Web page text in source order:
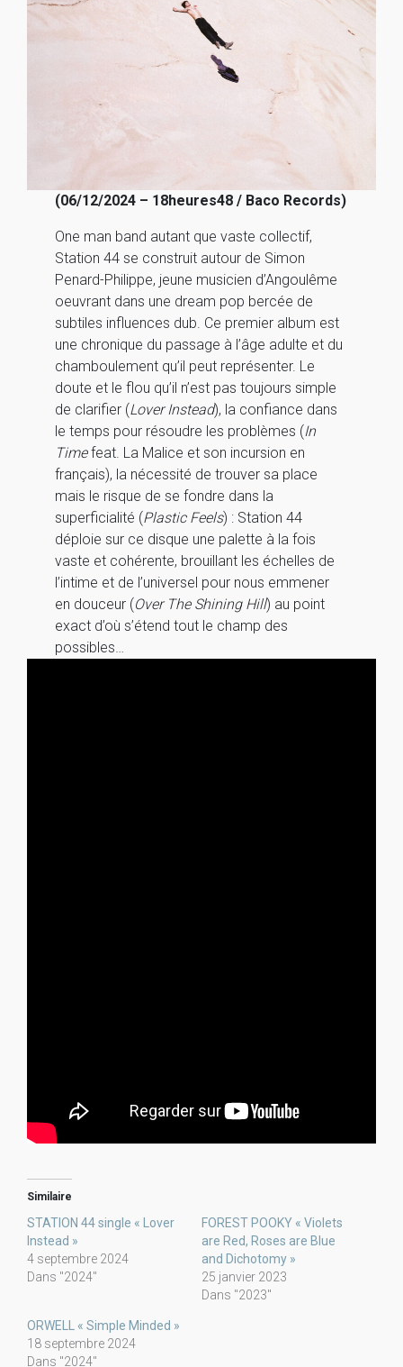
(06/12/2024 – 18heures48 / Baco Records)
One man band autant que vaste collectif,
Station 44 se construit autour de Simon
Penard-Philippe, jeune musicien d’Angoulême
oeuvrant dans une dream pop bercée de
subtiles influences dub. Ce premier album est
une chronique du passage à l’âge adulte et du
chamboulement qu’il peut représenter. Le
doute et le flou qu’il n’est pas toujours simple
de clarifier (Lover Instead), la confiance dans
le temps pour résoudre les problèmes (In
Timefeat. La Malice et son incursion en
français), la nécessité de trouver sa place
mais le risque de se fondre dans la
superficialité (Plastic Feels) : Station 44
déploie sur ce disque une palette à la fois
vaste et cohérente, brouillant les échelles de
l’intime et de l’universel pour nous emmener
en douceur (Over The Shining Hill) au point
exact d’où s’étend tout le champ des
possibles…
Similaire
STATION 44 single « Lover
Instead »
4 septembre 2024
Dans "2024"
FOREST POOKY « Violets
are Red, Roses are Blue
and Dichotomy »
25 janvier 2023
Dans "2023"
ORWELL « Simple Minded »
18 septembre 2024
Dans "2024"